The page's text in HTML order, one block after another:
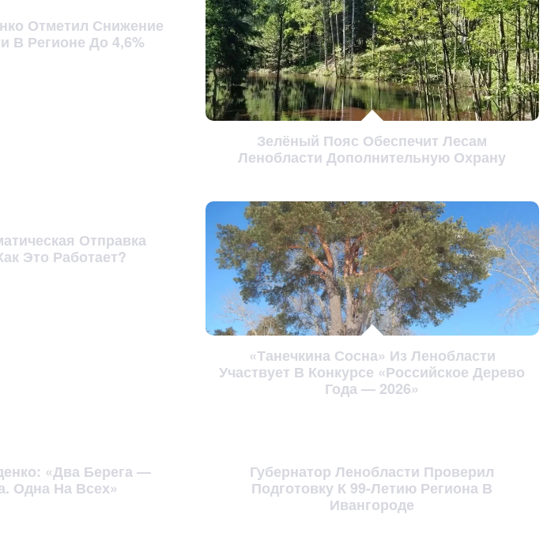
Отметил Снижение
В Регионе До 4,6%
Зелёный Пояс Обеспечит Лесам
Ленобласти Дополнительную Охрану
Отправка
Это Работает?
«Танечкина Сосна» Из Ленобласти
Участвует В Конкурсе «Российское Дерево
Года — 2026»
«Два Берега —
Одна На Всех»
Губернатор Ленобласти Проверил
Подготовку К 99-Летию Региона В
Ивангороде